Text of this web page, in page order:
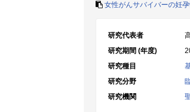
女性がんサバイバーの妊
研究代表者
研究期間 (年度)
研究種目
研究分野
研究機関